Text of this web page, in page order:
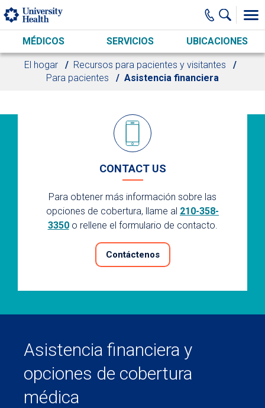
Skip to main content
MÉDICOS SERVICIOS UBICACIONES
El hogar
Recursos para pacientes y visitantes
Para pacientes
Asistencia financiera
CONTACT US
Para obtener más información sobre las
opciones de cobertura, llame al 210-358-
3350o rellene el formulario de contacto.
Contáctenos
Asistencia financiera y
opciones de cobertura
médica